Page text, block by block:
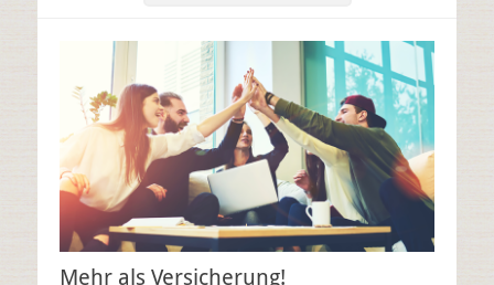
Mehr als Versicherung!